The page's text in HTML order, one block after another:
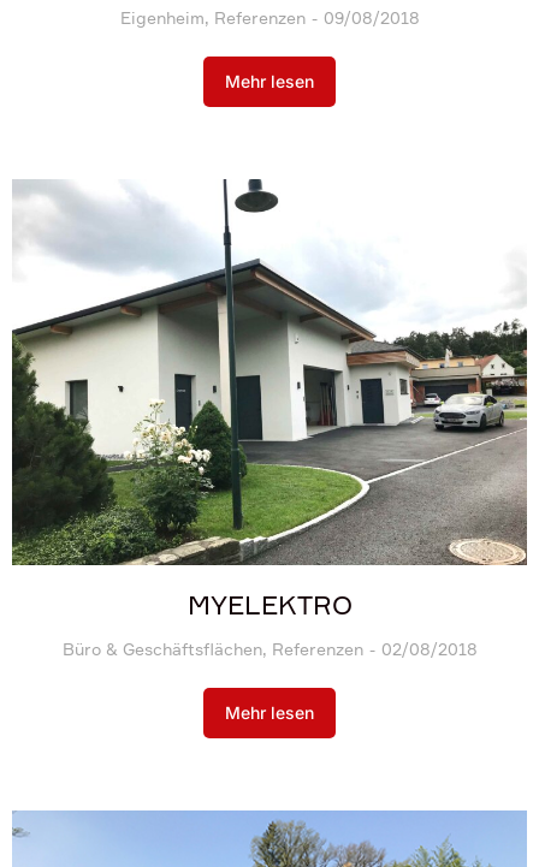
Eigenheim, Referenzen 09/08/2018
Mehr lesen
MYELEKTRO
Büro & Geschäftsflächen, Referenzen 02/08/2018
Mehr lesen